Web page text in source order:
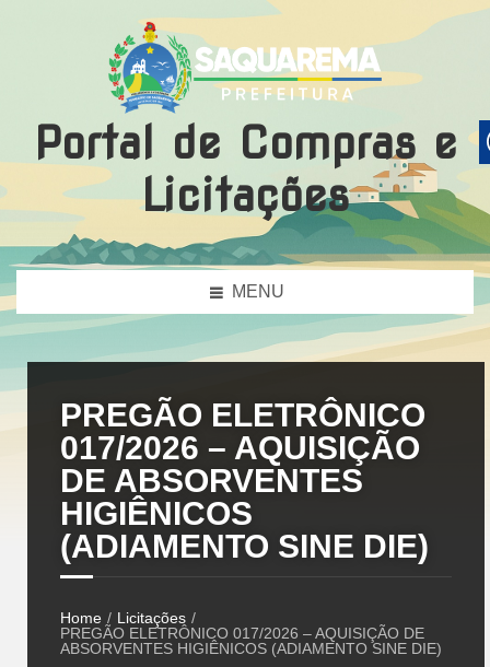
Portal de Compras e
Licitações
MENU
PREGÃO ELETRÔNICO
017/2026 – AQUISIÇÃO
DE ABSORVENTES
HIGIÊNICOS
(ADIAMENTO SINE DIE)
Home / Licitações /
PREGÃO ELETRÔNICO 017/2026 – AQUISIÇÃO DE
ABSORVENTES HIGIÊNICOS (ADIAMENTO SINE DIE)